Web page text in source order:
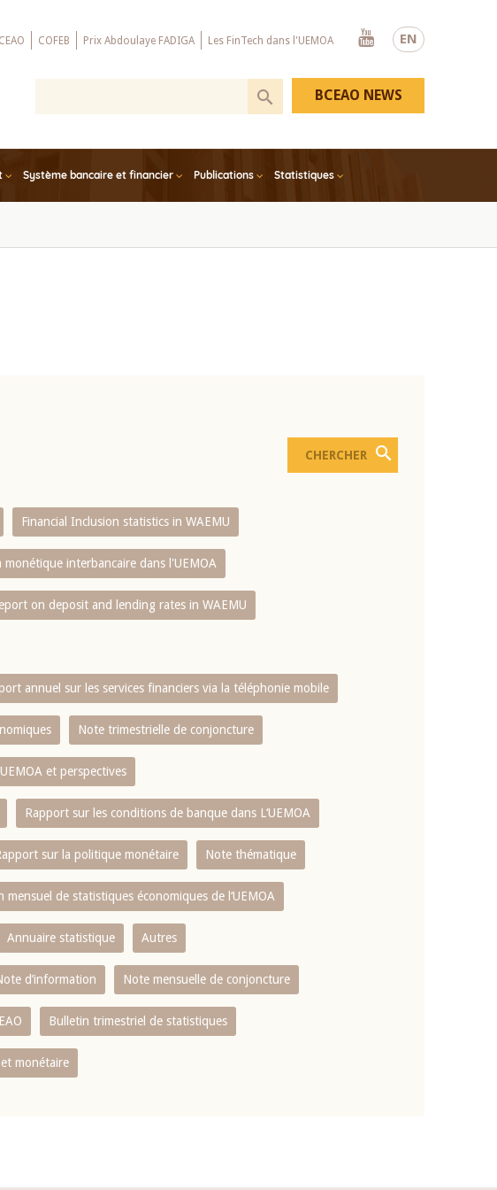
EN
COFEB Prix Abdoulaye FADIGA Les FinTech dans l'UEMOA
Youtube
Système bancaire et financier Publications Statistiques
BCEAO NEWS
Financial Inclusion statistics in WAEMU
interbancaire dans l'UEMOA
on deposit and lending rates in WAEMU
annuel sur les services financiers via la téléphonie mobile
Note trimestrielle de conjoncture
et perspectives
Rapport sur les conditions de banque dans L‘UEMOA
sur la politique monétaire Note thématique
mensuel de statistiques économiques de l‘UEMOA
Annuaire statistique Autres
d’information Note mensuelle de conjoncture
Bulletin trimestriel de statistiques
monétaire